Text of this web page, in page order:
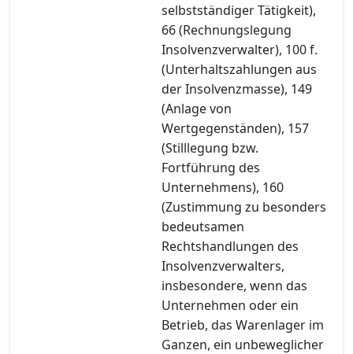
selbstständiger Tätigkeit),
66 (Rechnungslegung
Insolvenzverwalter), 100 f.
(Unterhaltszahlungen aus
der Insolvenzmasse), 149
(Anlage von
Wertgegenständen), 157
(Stilllegung bzw.
Fortführung des
Unternehmens), 160
(Zustimmung zu besonders
bedeutsamen
Rechtshandlungen des
Insolvenzverwalters,
insbesondere, wenn das
Unternehmen oder ein
Betrieb, das Warenlager im
Ganzen, ein unbeweglicher